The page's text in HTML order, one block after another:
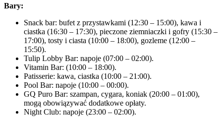
Bary:
Snack bar: bufet z przystawkami (12:30 – 15:00), kawa i
ciastka (16:30 – 17:30), pieczone ziemniaczki i gofry (15:30 –
17:00), tosty i ciasta (10:00 – 18:00), gozleme (12:00 –
15:50).
Tulip Lobby Bar: napoje (07:00 – 02:00).
Vitamin Bar: (10:00 – 18:00).
Patisserie: kawa, ciastka (10:00 – 21:00).
Pool Bar: napoje (10:00 – 00:00).
GQ Puro Bar: szampan, cygara, koniak (20:00 – 01:00),
mogą obowiązywać dodatkowe opłaty.
Night Club: napoje (23:00 – 02:00).